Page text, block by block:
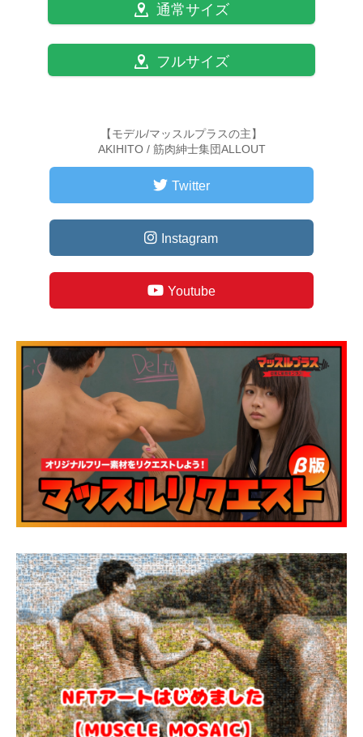
通常サイズ
フルサイズ
【モデル/マッスルプラスの主】
AKIHITO / 筋肉紳士集団ALLOUT
Twitter
Instagram
Youtube